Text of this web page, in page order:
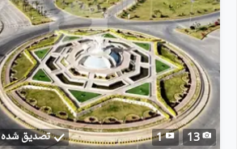
13
1 تصدیق شدہ